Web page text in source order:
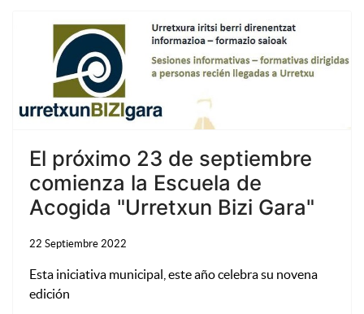
El próximo 23 de septiembre
comienza la Escuela de
Acogida "Urretxun Bizi Gara"
22 Septiembre 2022
Esta iniciativa municipal, este año celebra su novena
edición